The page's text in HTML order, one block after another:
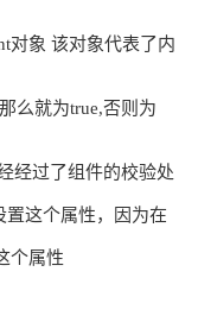
对象 该对象代表了内
么就为true,否则为
经过了组件的校验处
置这个属性，因为在
个属性